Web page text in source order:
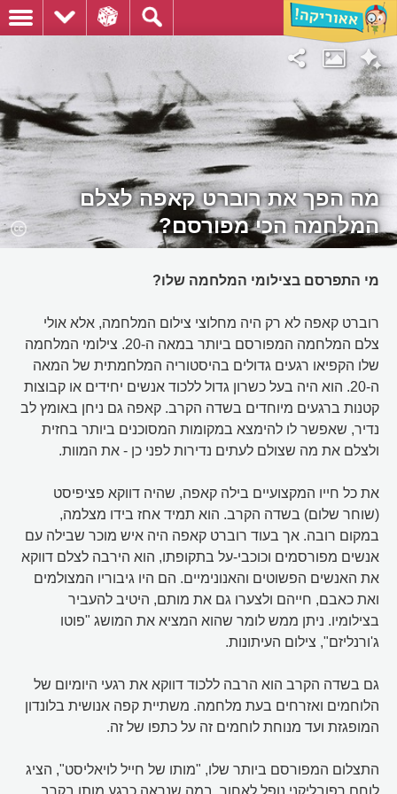
מה הפך את רוברט קאפה לצלם
המלחמה הכי מפורסם?
מי התפרסם בצילומי המלחמה שלו?
רוברט קאפה לא רק היה מחלוצי צילום המלחמה, אלא אולי
צלם המלחמה המפורסם ביותר במאה ה-20. צילומי המלחמה
שלו הקפיאו רגעים גדולים בהיסטוריה המלחמתית של המאה
ה-20. הוא היה בעל כשרון גדול ללכוד אנשים יחידים או קבוצות
קטנות ברגעים מיוחדים בשדה הקרב. קאפה גם ניחן באומץ לב
נדיר, שאפשר לו להימצא במקומות המסוכנים ביותר בחזית
ולצלם את מה שצולם לעתים נדירות לפני כן - את המוות.
את כל חייו המקצועיים בילה קאפה, שהיה דווקא פציפיסט
(שוחר שלום) בשדה הקרב. הוא תמיד אחז בידו מצלמה,
במקום רובה. אך בעוד רוברט קאפה היה איש מוכר שבילה עם
אנשים מפורסמים וכוכבי-על בתקופתו, הוא הירבה לצלם דווקא
את האנשים הפשוטים והאנונימיים. הם היו גיבוריו המצולמים
ואת כאבם, חייהם ולצערו גם את מותם, היטיב להעביר
בצילומיו. ניתן ממש לומר שהוא המציא את המושג "פוטו
ג'ורנליזם", צילום העיתונות.
גם בשדה הקרב הוא הרבה ללכוד דווקא את רגעי היומיום של
הלוחמים ואזרחים בעת מלחמה. משתיית קפה אנושית בלונדון
המופגזת ועד מנוחת לוחמים זה על כתפו של זה.
התצלום המפורסם ביותר שלו, "מותו של חייל לויאליסט", הציג
לוחם רפובליקני נופל לאחור, במה שנראה כרגע מותו בקרב.